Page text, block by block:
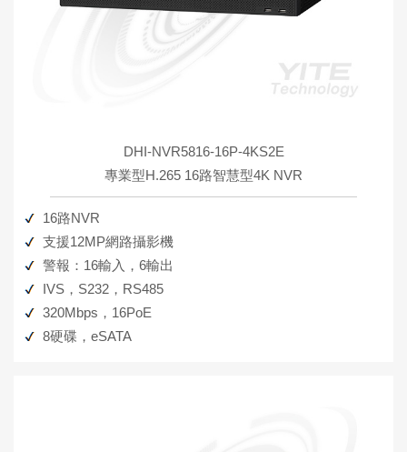
DHI-NVR5816-16P-4KS2E
專業型H.265 16路智慧型4K NVR
16路NVR
支援12MP網路攝影機
警報：16輸入，6輸出
IVS，S232，RS485
320Mbps，16PoE
8硬碟，eSATA